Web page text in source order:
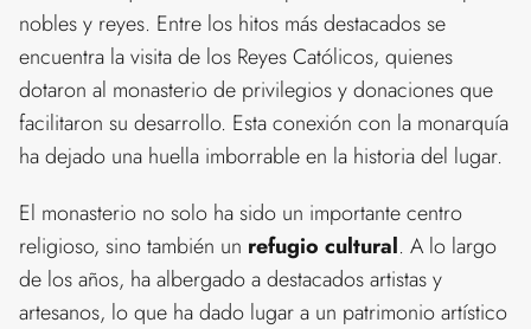
nobles y reyes. Entre los hitos más destacados se
encuentra la visita de los Reyes Católicos, quienes
dotaron al monasterio de privilegios y donaciones que
facilitaron su desarrollo. Esta conexión con la monarquía
ha dejado una huella imborrable en la historia del lugar.
El monasterio no solo ha sido un importante centro
religioso, sino también un refugio cultural. A lo largo
de los años, ha albergado a destacados artistas y
artesanos, lo que ha dado lugar a un patrimonio artístico